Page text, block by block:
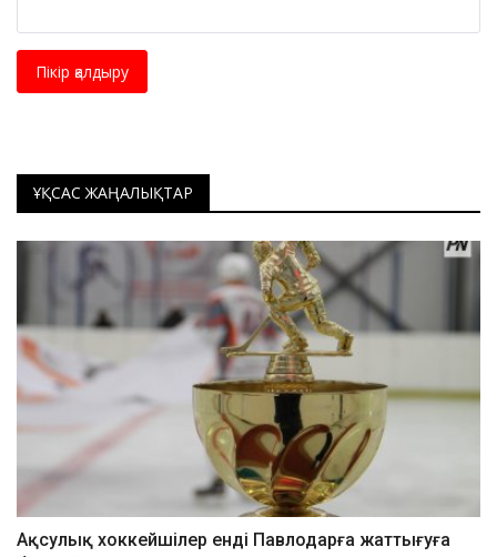
Пікір қалдыру
ҰҚСАС ЖАҢАЛЫҚТАР
Ақсулық хоккейшілер енді Павлодарға жаттығуға